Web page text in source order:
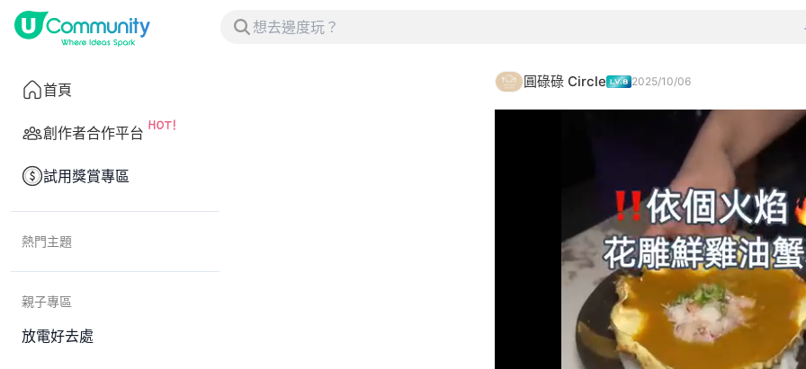
首頁
創作者合作平台
試用獎賞專區
熱門主題
親子專區
放電好去處
圓碌碌 Circle 2025/10/06